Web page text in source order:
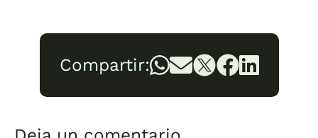
Compartir: